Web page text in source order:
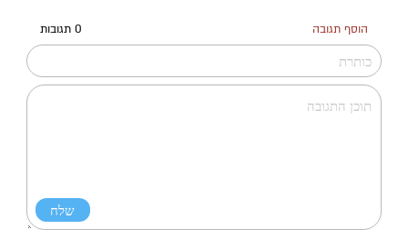
הוסף תגובה 0 תגובות